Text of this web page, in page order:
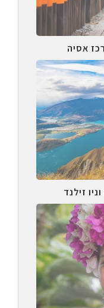
אסיה
זילנד